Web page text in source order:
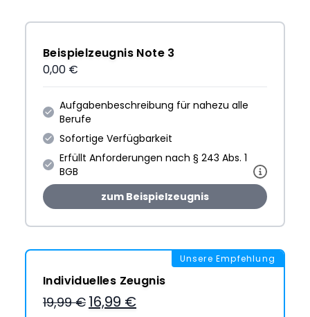
Beispielzeugnis Note 3
0,00 €
Aufgabenbeschreibung für nahezu alle
Berufe
Sofortige Verfügbarkeit
Erfüllt Anforderungen nach § 243 Abs. 1
BGB
zum Beispielzeugnis
Unsere Empfehlung
Individuelles Zeugnis
19,99 € 16,99 €